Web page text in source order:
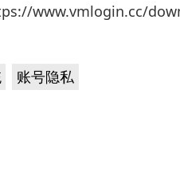
www.vmlogin.cc/
，
账号隐私